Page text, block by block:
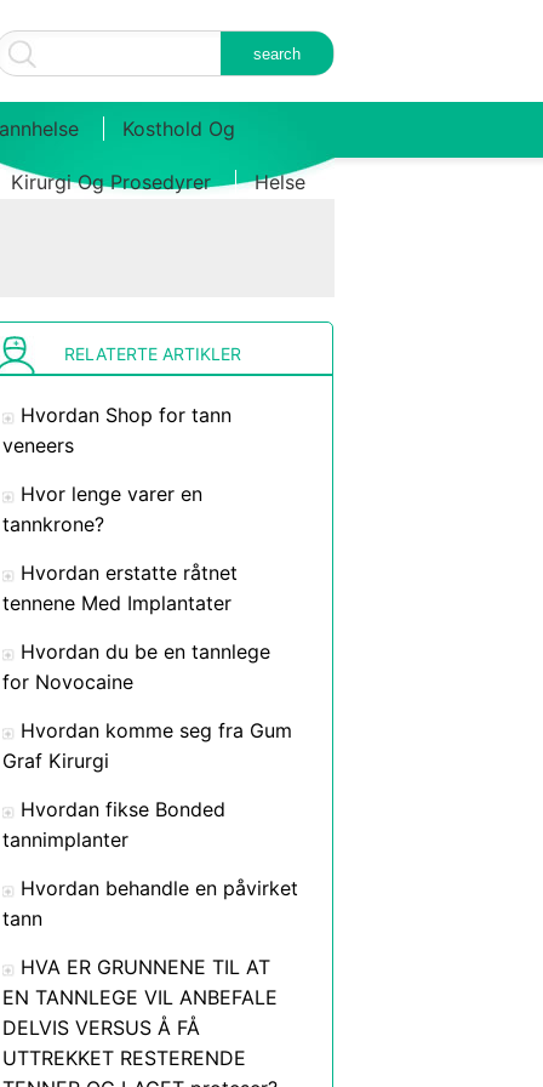
Kosthold Og
Kirurgi Og Prosedyrer Helse
RELATERTE ARTIKLER
Hvordan Shop for tann
veneers
Hvor lenge varer en
tannkrone?
Hvordan erstatte råtnet
tennene Med Implantater
Hvordan du be en tannlege
for Novocaine
Hvordan komme seg fra Gum
Graf Kirurgi
Hvordan fikse Bonded
tannimplanter
Hvordan behandle en påvirket
tann
HVA ER GRUNNENE TIL AT
EN TANNLEGE VIL ANBEFALE
DELVIS VERSUS Å FÅ
UTTREKKET RESTERENDE